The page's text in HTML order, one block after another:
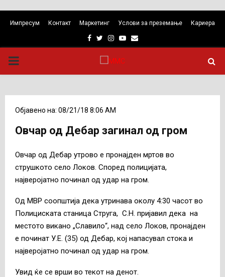
Импресум Контакт Маркетинг Услови за преземање Кариера
Facebook
TwitterInstagram
Youtube
Email
PRIMARY
Објавено на: 08/21/18 8:06 AM
Овчар од Дебар загинал од гром
Овчар од Дебар утрово e пронајден мртов во
струшкото село Локов. Според полицијата,
најверојатно починал од удар на гром.
Од МВР соопштија дека утринава околу 4:30 часот во
Полициската станица Струга, С.Н. пријавил дека на
местото викано „Славило“, над село Локов, пронаjден
е починат У.Е. (35) од Дебар, кој напасувал стока и
најверојатно починал од удар на гром.
Увид ќе се врши во текот на денот.